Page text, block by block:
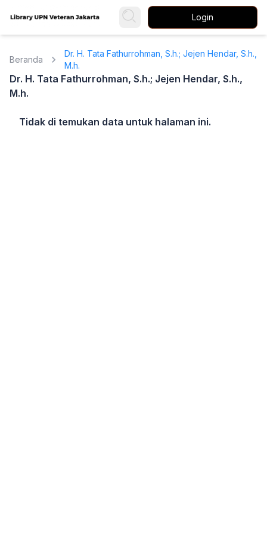
Login
Beranda
Dr. H. Tata Fathurrohman, S.h.; Jejen Hendar, S.h.,
M.h.
Dr. H. Tata Fathurrohman, S.h.; Jejen Hendar, S.h.,
M.h.
Tidak di temukan data untuk halaman ini.